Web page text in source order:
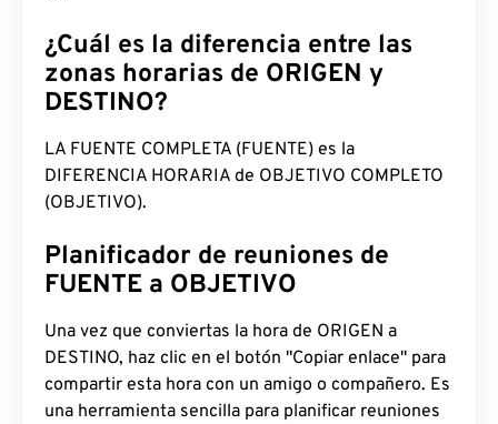
¿Cuál es la diferencia entre las
zonas horarias de ORIGEN y
DESTINO?
LA FUENTE COMPLETA (FUENTE) es la
DIFERENCIA HORARIA de OBJETIVO COMPLETO
(OBJETIVO).
Planificador de reuniones de
FUENTE a OBJETIVO
Una vez que conviertas la hora de ORIGEN a
DESTINO, haz clic en el botón "Copiar enlace" para
compartir esta hora con un amigo o compañero. Es
una herramienta sencilla para planificar reuniones